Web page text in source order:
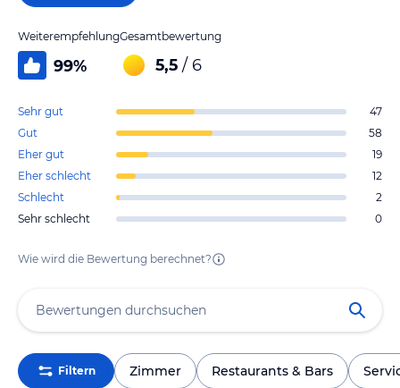
Weiterempfehlung
99%
Gesamtbewertung
5,5 / 6
Sehr gut
47
Gut
58
Eher gut
19
Eher schlecht
12
Schlecht
2
Sehr schlecht
0
Wie wird die Bewertung berechnet?
Filtern Zimmer Restaurants & Bars